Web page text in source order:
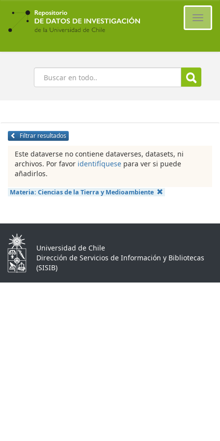
Ir
contenido
principal
Buscar
Filtrar resultados
Este dataverse no contiene dataverses, datasets, ni
archivos. Por favor identifíquese para ver si puede
añadirlos.
Materia: Ciencias de la Tierra y Medioambiente
Universidad de Chile
Dirección de Servicios de Información y Bibliotecas
(SISIB)